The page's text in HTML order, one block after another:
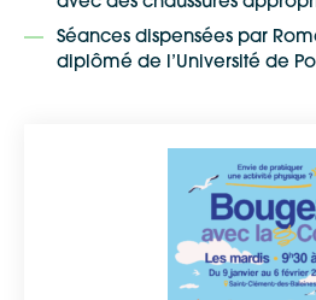
Séances dispensées par
diplômé de l’Université de